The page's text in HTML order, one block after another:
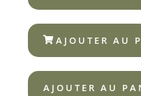
AJOUTER AU
AJOUTER AU